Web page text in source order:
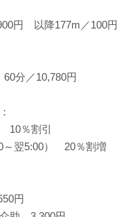
円 以降177m／100円
分／10,780円
10％割引
～翌5:00） 20％割増
円